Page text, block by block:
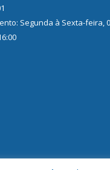
Segunda à Sexta-feira,